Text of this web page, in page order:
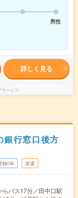
男性
詳しく見る
ービス
行窓口後方
録OK 派遣
バス17分／田中口駅